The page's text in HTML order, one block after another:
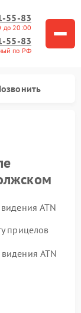
55-83
до 20:00
55-83
по РФ
ATN
прицелов
ATN